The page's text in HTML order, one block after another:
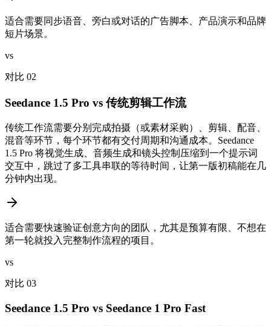
适合需要同步语音、旁白或对话的广告脚本、产品演示和品牌
短片场景。
vs
对比 02
Seedance 1.5 Pro vs 传统剪辑工作流
传统工作流需要分别完成拍摄（或素材采购）、剪辑、配音、
混音等环节，每个环节都有交付周期和沟通成本。Seedance
1.5 Pro 将视觉生成、音频生成和镜头控制压缩到一个提示词
交互中，跳过了多工具串联的等待时间，让第一版初稿能在几
分钟内出现。
适合需要快速验证创意方向的团队，尤其是预算有限、不想在
第一轮就投入完整制作流程的项目。
vs
对比 03
Seedance 1.5 Pro vs Seedance 1 Pro Fast